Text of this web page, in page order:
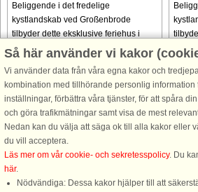
Beliggende i det fredelige
kystlandskab ved Großenbrode
tilbyder dette eksklusive feriehus i
dansk stil et stilfuldt tilflugtssted, der er
samvær for øje. Hjertet i huset ...
från 8.700 SEK
Så här använder vi kakor
Vi använder data från våra egna kakor och
kombination med tillhörande personlig information
inställningar, förbättra våra tjänster, för att spåra
och göra trafikmätningar samt visa de mest
Nedan kan du välja att säga ok till alla kakor eller
du vill acceptera.
Läs mer om vår cookie- och sekretesspolicy. Du
här.
Nödvändiga: Dessa kakor hjälper till att